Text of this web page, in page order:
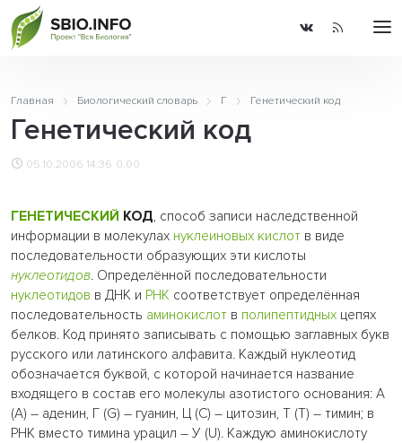
Главная Биологический словарь Г Генетический код
Генетический код
05.10.2006 14:36 0.00
ГЕНЕТИЧЕСКИЙ КОД, способ записи наследственной
информации в молекулах нуклеиновых кислот в виде
последовательности образующих эти кислоты
нуклеотидов. Определённой последовательности
нуклеотидов в ДНК и РНК соответствует определённая
последовательность аминокислот в полипептидных цепях
белков. Код принято записывать с помощью заглавных букв
русского или латинского алфавита. Каждый нуклеотид
обозначается буквой, с которой начинается название
входящего в состав его молекулы азотистого основания: А
(А) – аденин, Г (G) – гуанин, Ц (С) – цитозин, Т (Т) – тимин; в
РНК вместо тимина урацил – У (U). Каждую аминокислоту